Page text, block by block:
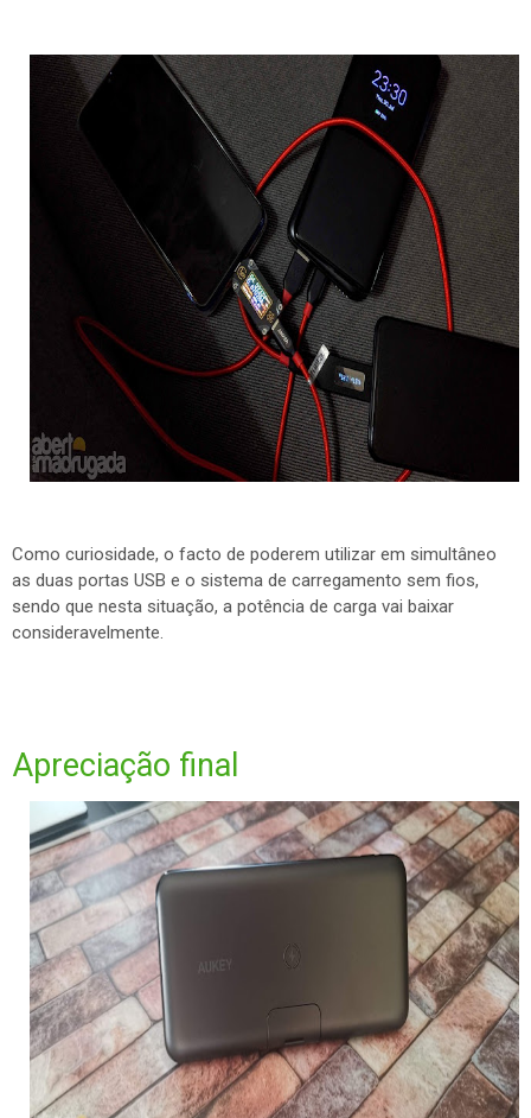
Como curiosidade, o facto de poderem utilizar em simultâneo
as duas portas USB e o sistema de carregamento sem fios,
sendo que nesta situação, a potência de carga vai baixar
consideravelmente.
Apreciação final